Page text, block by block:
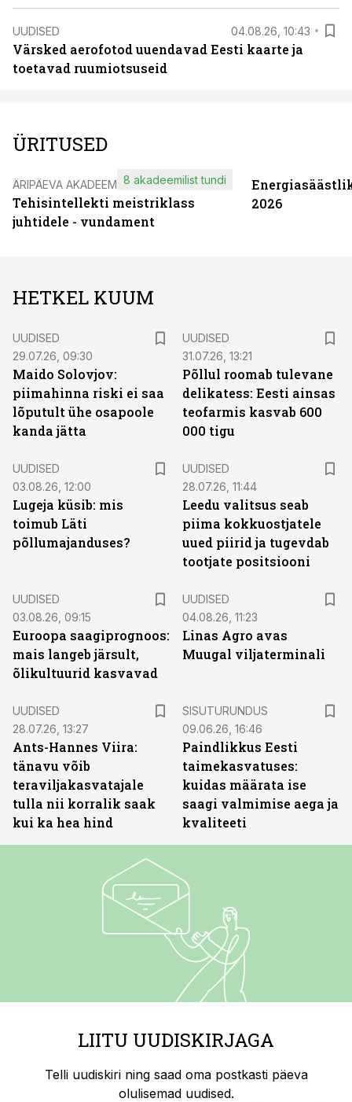
UUDISED 04.08.26, 10:43
Värsked aerofotod uuendavad Eesti kaarte ja
toetavad ruumiotsuseid
ÜRITUSED
ÄRIPÄEVA AKADEEMIA
Tehisintellekti meistriklass
juhtidele - vundament
8 akadeemilist tundi
2026
HETKEL KUUM
UUDISED
29.07.26, 09:30
Maido Solovjov:
piimahinna riski ei saa
lõputult ühe osapoole
kanda jätta
UUDISED
31.07.26, 13:21
Põllul roomab tulevane
delikatess: Eesti ainsas
teofarmis kasvab 600
000 tigu
UUDISED
03.08.26, 12:00
Lugeja küsib: mis
toimub Läti
põllumajanduses?
UUDISED
28.07.26, 11:44
Leedu valitsus seab
piima kokkuostjatele
uued piirid ja tugevdab
tootjate positsiooni
UUDISED
03.08.26, 09:15
Euroopa saagiprognoos:
mais langeb järsult,
õlikultuurid kasvavad
UUDISED
04.08.26, 11:23
Linas Agro avas
Muugal viljaterminali
UUDISED
28.07.26, 13:27
Ants-Hannes Viira:
tänavu võib
teraviljakasvatajale
tulla nii korralik saak
kui ka hea hind
SISUTURUNDUS
09.06.26, 16:46
Paindlikkus Eesti
taimekasvatuses:
kuidas määrata ise
saagi valmimise aega ja
kvaliteeti
LIITU UUDISKIRJAGA
Telli uudiskiri ning saad oma postkasti päeva
olulisemad uudised.